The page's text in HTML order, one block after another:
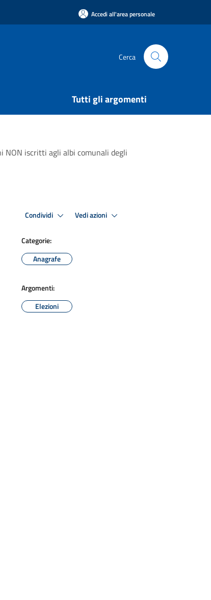
Accedi all'area personale
Cerca
Tutti gli argomenti
NON iscritti agli albi comunali degli
Condividi Vedi azioni
Categorie:
Anagrafe
Argomenti:
Elezioni